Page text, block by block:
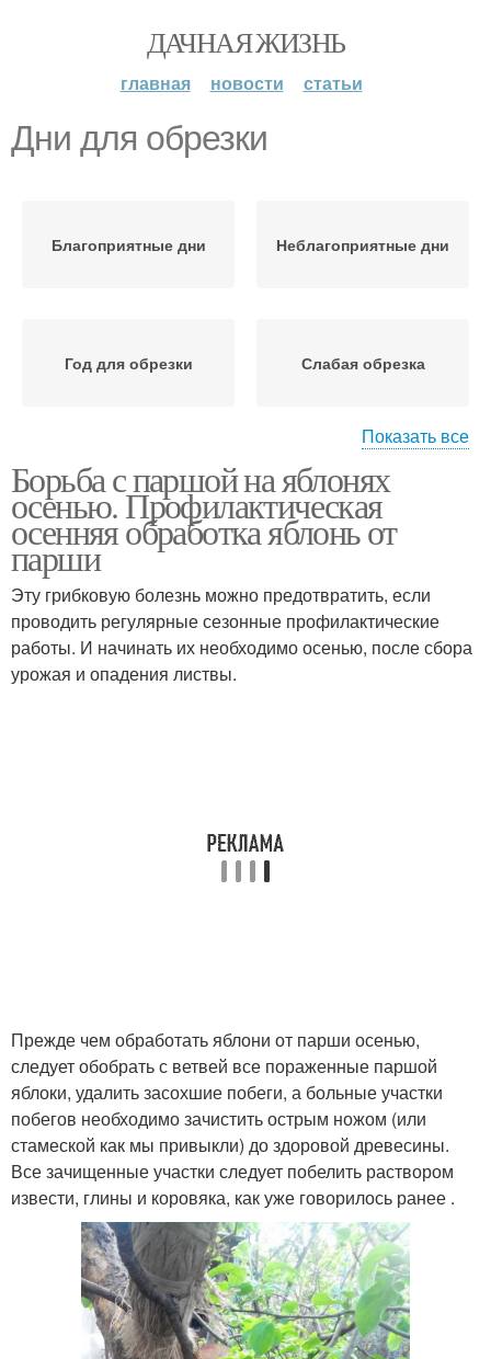
ДАЧНАЯ ЖИЗНЬ
главная новости статьи
Дни для обрезки
Благоприятные дни Неблагоприятные дни
Год для обрезки Слабая обрезка
Средняя обрезка
Показать все
Борьба с паршой на яблонях
осенью. Профилактическая
осенняя обработка яблонь от
парши
Эту грибковую болезнь можно предотвратить, если
проводить регулярные сезонные профилактические
работы. И начинать их необходимо осенью, после сбора
урожая и опадения листвы.
Прежде чем обработать яблони от парши осенью,
следует обобрать с ветвей все пораженные паршой
яблоки, удалить засохшие побеги, а больные участки
побегов необходимо зачистить острым ножом (или
стамеской как мы привыкли) до здоровой древесины.
Все зачищенные участки следует побелить раствором
извести, глины и коровяка, как уже говорилось ранее .